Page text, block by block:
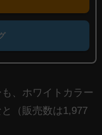
、ホワイトカラー
（販売数は1,977